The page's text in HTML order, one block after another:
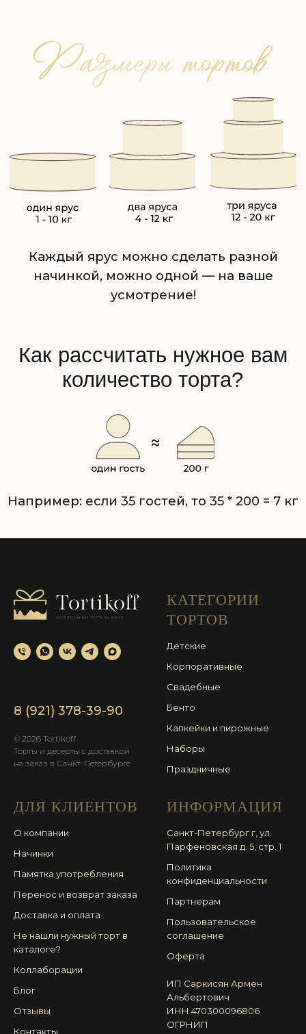
8 (921) 378-39-90
© 2026 Tortikoff
Торты и десерты с доставкой
на заказ в Санкт-Петербурге
КАТЕГОРИИ
ТОРТОВ
Детские
Корпоративные
Свадебные
Бенто
Капкейки и пирожные
Наборы
Праздничные
ДЛЯ КЛИЕНТОВ
О компании
Начинки
Памятка употребления
Перенос и возврат заказа
Доставка и оплата
Не нашли нужный торт в
каталоге?
Коллаборации
Блог
Отзывы
Контакты
ИНФОРМАЦИЯ
Санкт-Петербург г, ул.
Парфеновская д. 5, стр. 1
Политика
конфиденциальности
Партнерам
Пользовательское
соглашение
Оферта
ИП Саркисян Армен
Альбертович
ИНН 470300096806
ОГРНИП